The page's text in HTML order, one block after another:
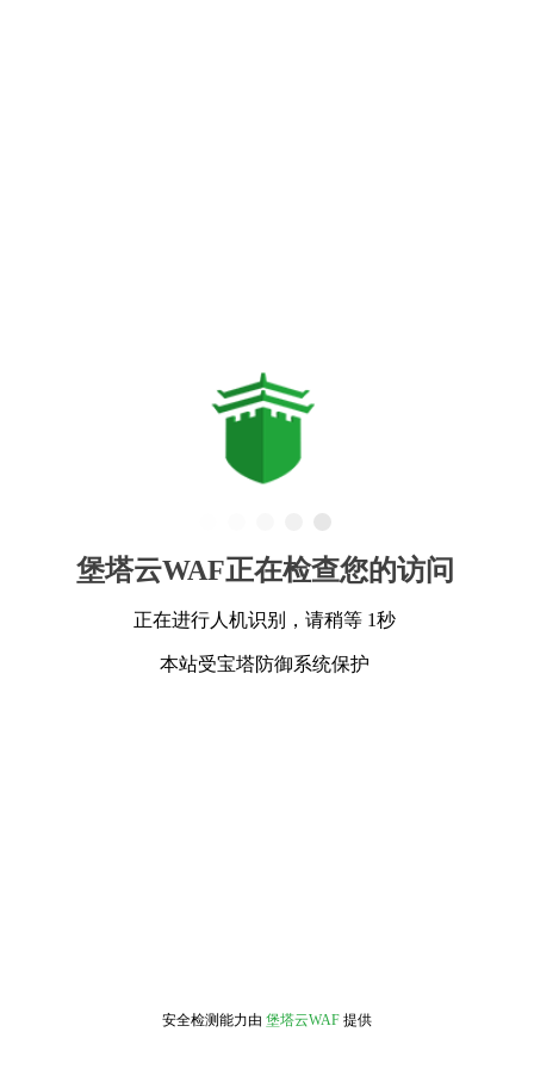
堡塔云WAF正在检查您的访问
正在进行人机识别，请稍等 1秒
本站受宝塔防御系统保护
安全检测能力由 堡塔云WAF 提供